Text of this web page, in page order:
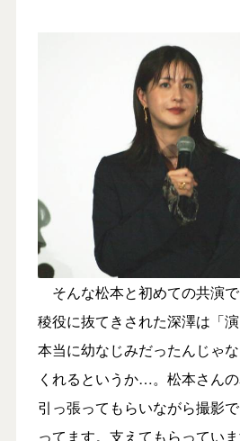
そんな松本と初めての共演
稜役に抜てきされた深澤は「演
本当に幼なじみだったんじゃ
くれるというか…。松本さんの
引っ張ってもらいながら撮影
ってます。支えてもらってい